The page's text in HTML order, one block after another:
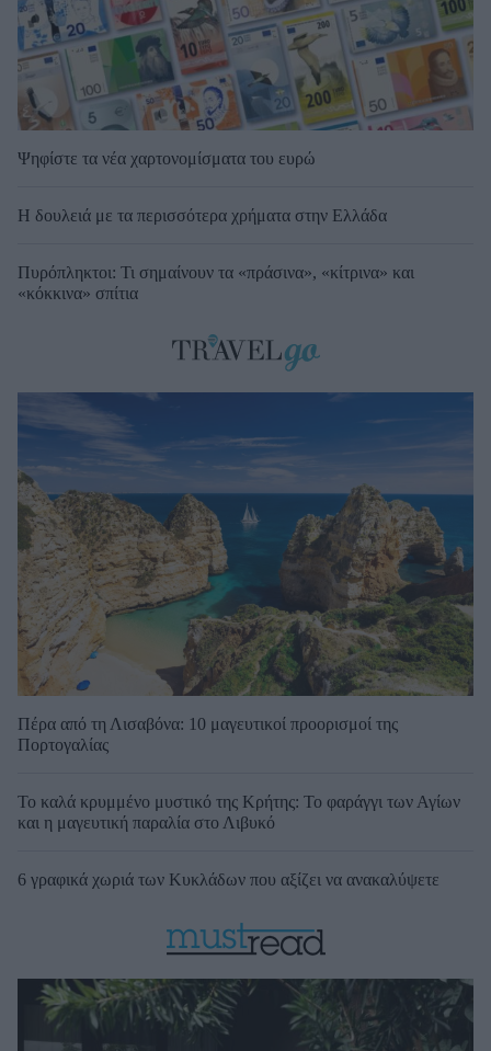
Ψηφίστε τα νέα χαρτονομίσματα του ευρώ
Η δουλειά με τα περισσότερα χρήματα στην Ελλάδα
Πυρόπληκτοι: Τι σημαίνουν τα «πράσινα», «κίτρινα» και
«κόκκινα» σπίτια
Πέρα από τη Λισαβόνα: 10 μαγευτικοί προορισμοί της
Πορτογαλίας
Το καλά κρυμμένο μυστικό της Κρήτης: Το φαράγγι των Αγίων
και η μαγευτική παραλία στο Λιβυκό
6 γραφικά χωριά των Κυκλάδων που αξίζει να ανακαλύψετε